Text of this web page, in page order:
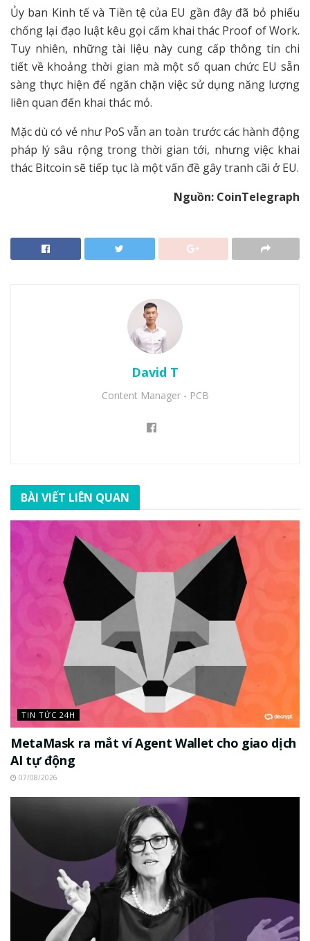
Ủy ban Kinh tế và Tiền tệ của EU gần đây đã bỏ phiếu
chống lại đạo luật kêu gọi cấm khai thác Proof of Work.
Tuy nhiên, những tài liệu này cung cấp thông tin chi
tiết về khoảng thời gian mà một số quan chức EU sẵn
sàng thực hiện để ngăn chặn việc sử dụng năng lượng
liên quan đến khai thác mỏ.
Mặc dù có vẻ như PoS vẫn an toàn trước các hành động
pháp lý sâu rộng trong thời gian tới, nhưng việc khai
thác Bitcoin sẽ tiếp tục là một vấn đề gây tranh cãi ở EU.
Nguồn: CoinTelegraph
David T
Content Manager - PCB
BÀI VIẾT LIÊN QUAN
TIN TỨC 24H
MetaMask ra mắt ví Agent Wallet cho giao dịch
AI tự động
07/08/2026